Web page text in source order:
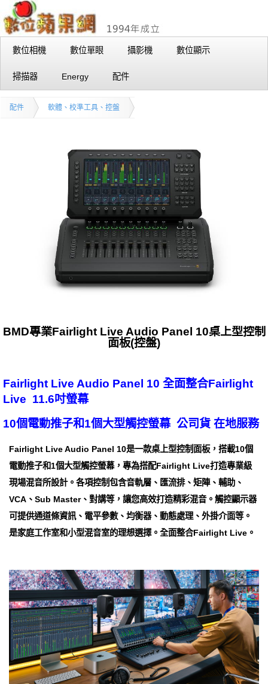
數位相機 數位單眼 攝影機 數位顯示
掃描器 Energy 配件
配件 軟體、校準工具、控盤
BMD專業Fairlight Live Audio Panel 10桌上型控制
面板(控盤)
Fairlight Live Audio Panel 10 全面整合Fairlight
Live 11.6吋螢幕
10個電動推子和1個大型觸控螢幕 公司貨 在地服務
Fairlight Live Audio Panel 10是一款桌上型控制面板，搭載10個
電動推子和1個大型觸控螢幕，專為搭配Fairlight Live打造專業級
現場混音所設計。各項控制包含音軌層、匯流排、矩陣、輔助、
VCA、Sub Master、對講等，讓您高效打造精彩混音。觸控顯示器
可提供通道條資訊、電平參數、均衡器、動態處理、外掛介面等。
是家庭工作室和小型混音室的理想選擇。全面整合Fairlight Live。